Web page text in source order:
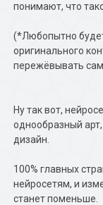
понимают, что
(*Любопытно
оригинального
пережёвывать
Ну так вот,
однообразный
дизайн.
100% главных
нейросетям, и
станет поменьше.